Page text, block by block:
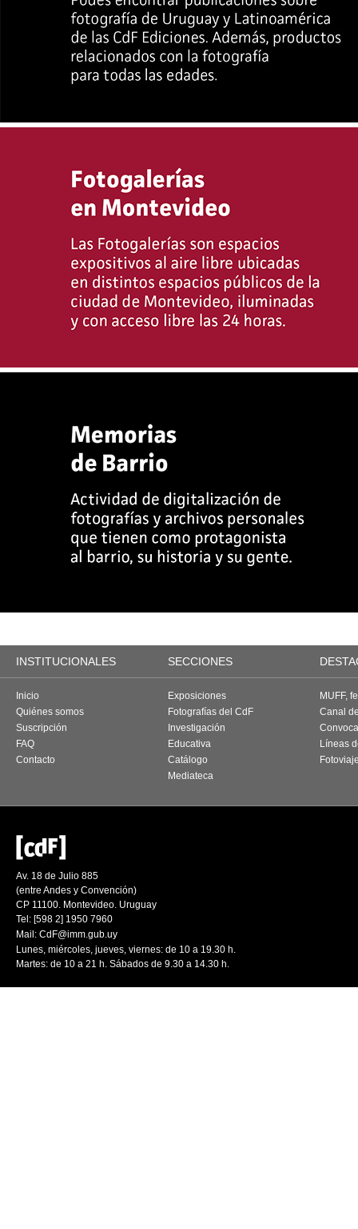
INSTITUCIONALES SECCIONES
Inicio
Quiénes somos
Suscripción
FAQ
Contacto
Exposiciones
Fotografías del CdF
Investigación
Educativa
Catálogo
Mediateca
MUFF,
Canal
Líneas
Av. 18 de Julio 885
(entre Andes y Convención)
CP 11100. Montevideo. Uruguay
Tel: [598 2] 1950 7960
Mail: CdF@imm.gub.uy
Lunes, miércoles, jueves, viernes: de 10 a 19.30 h.
Martes: de 10 a 21 h. Sábados de 9.30 a 14.30 h.